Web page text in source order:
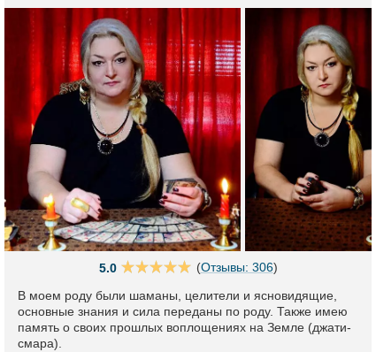
5.0 (Отзывы: 306)
В моем роду были шаманы, целители и ясновидящие,
основные знания и сила переданы по роду. Также имею
память о своих прошлых воплощениях на Земле (джати-
смара).